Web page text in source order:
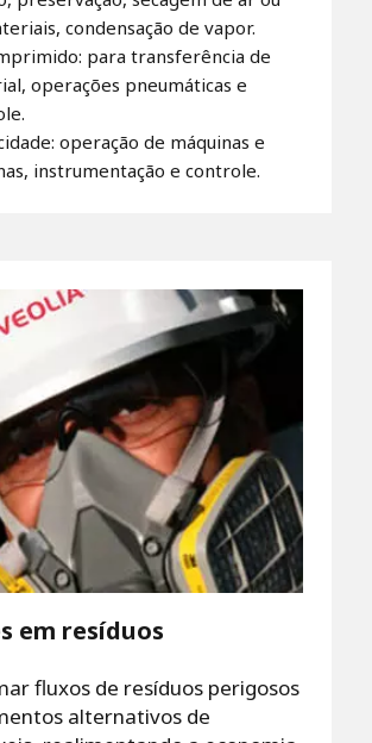
condensação de vapor.
para transferência de
operações pneumáticas e
operação de máquinas e
instrumentação e controle.
em resíduos
fluxos de resíduos perigosos
alternativos de